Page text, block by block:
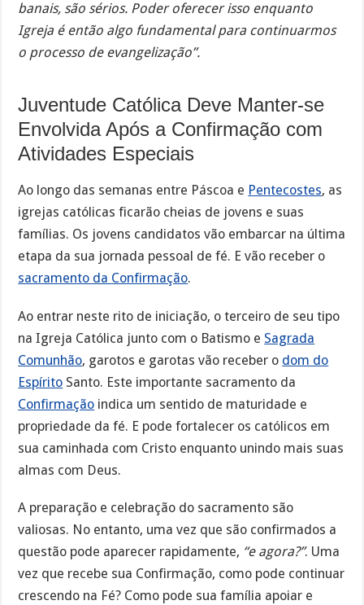
banais, são sérios. Poder oferecer isso enquanto
Igreja é então algo fundamental para continuarmos
o processo de evangelização”.
Juventude Católica Deve Manter-se
Envolvida Após a Confirmação com
Atividades Especiais
Ao longo das semanas entre Páscoa e Pentecostes, as
igrejas católicas ficarão cheias de jovens e suas
famílias. Os jovens candidatos vão embarcar na última
etapa da sua jornada pessoal de fé. E vão receber o
sacramento da Confirmação.
Ao entrar neste rito de iniciação, o terceiro de seu tipo
na Igreja Católica junto com o Batismo e Sagrada
Comunhão, garotos e garotas vão receber o dom do
Espírito Santo. Este importante sacramento da
Confirmação indica um sentido de maturidade e
propriedade da fé. E pode fortalecer os católicos em
sua caminhada com Cristo enquanto unindo mais suas
almas com Deus.
A preparação e celebração do sacramento são
valiosas. No entanto, uma vez que são confirmados a
questão pode aparecer rapidamente, “e agora?”. Uma
vez que recebe sua Confirmação, como pode continuar
crescendo na Fé? Como pode sua família apoiar e